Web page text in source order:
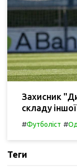
Захисник
складу
#Футболіст #
Теги